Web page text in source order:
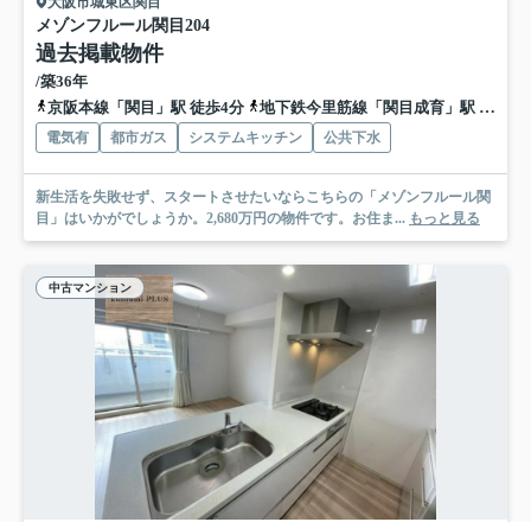
メゾンフルール関目 204
過去掲載物件
/築36年
京阪本線「関目」駅 徒歩4分
地下鉄今里筋線「関目成育」駅 徒歩5分
電気有 都市ガス システムキッチン 公共下水
新生活を失敗せず、スタートさせたいならこちらの「メゾンフルール関
目」はいかがでしょうか。2,680万円の物件です。お住ま... もっと見る
中古マンション